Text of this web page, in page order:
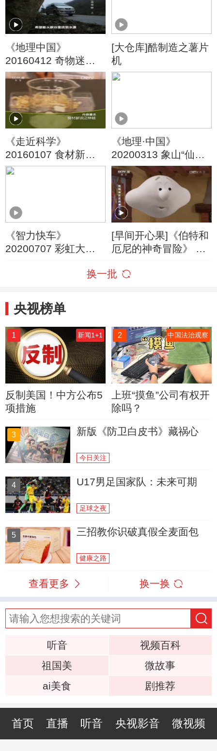
《地理中国》
20160412 奇物迷象·
暗洞寻踪（上）
[大仓库]酷制造之薯片
机
《走近科学》
20160107 食材新说
之林蛙
《地理·中国》
20200313 象山“仙源”
上
《智力快车》
20200707 彩虹大作
[早间开心果]《伯特和
厄尼的神奇冒险》 第
换一批
央视榜单
1 新闻1+1
反制美国！中方公布5
项措施
2 中国法治观察
上班“摸鱼”公司有权开
除吗？
3 新版《防卫白皮书》藏祸心
今日关注
4 U17男足国家队：未来可期
足球之夜
5 三招教你识破真假全麦面包
健康之路
查看更多 换一换
听音
视频百科
祖国美
微故事
ai美食
剧推荐
首页 直播 听音 央视影音 微视频